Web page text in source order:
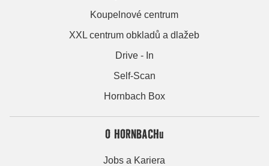
Koupelnové centrum
XXL centrum obkladů a dlažeb
Drive - In
Self-Scan
Hornbach Box
O HORNBACHu
Jobs a Kariera